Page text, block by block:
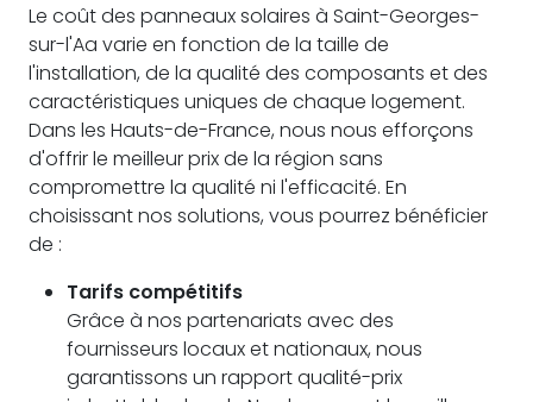
Le coût des panneaux solaires à Saint-Georges-
sur-l'Aa varie en fonction de la taille de
l'installation, de la qualité des composants et des
caractéristiques uniques de chaque logement.
Dans les Hauts-de-France, nous nous efforçons
d'offrir le meilleur prix de la région sans
compromettre la qualité ni l'efficacité. En
choisissant nos solutions, vous pourrez bénéficier
de :
Tarifs compétitifs
Grâce à nos partenariats avec des
fournisseurs locaux et nationaux, nous
garantissons un rapport qualité-prix